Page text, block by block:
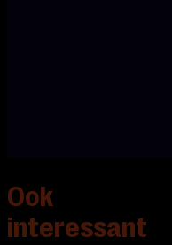
Ook
interessant